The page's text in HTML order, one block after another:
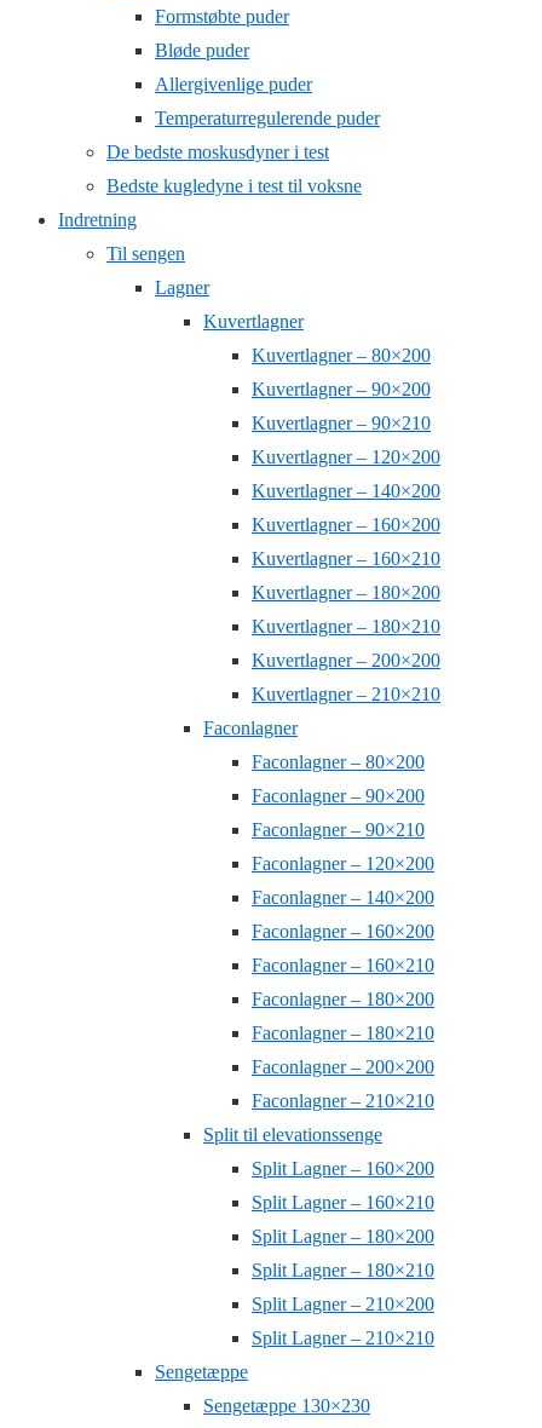
Formstøbte puder
Bløde puder
Allergivenlige puder
Temperaturregulerende puder
De bedste moskusdyner i test
Bedste kugledyne i test til voksne
Indretning
Til sengen
Lagner
Kuvertlagner
Kuvertlagner – 80×200
Kuvertlagner – 90×200
Kuvertlagner – 90×210
Kuvertlagner – 120×200
Kuvertlagner – 140×200
Kuvertlagner – 160×200
Kuvertlagner – 160×210
Kuvertlagner – 180×200
Kuvertlagner – 180×210
Kuvertlagner – 200×200
Kuvertlagner – 210×210
Faconlagner
Faconlagner – 80×200
Faconlagner – 90×200
Faconlagner – 90×210
Faconlagner – 120×200
Faconlagner – 140×200
Faconlagner – 160×200
Faconlagner – 160×210
Faconlagner – 180×200
Faconlagner – 180×210
Faconlagner – 200×200
Faconlagner – 210×210
Split til elevationssenge
Split Lagner – 160×200
Split Lagner – 160×210
Split Lagner – 180×200
Split Lagner – 180×210
Split Lagner – 210×200
Split Lagner – 210×210
Sengetæppe
Sengetæppe 130×230